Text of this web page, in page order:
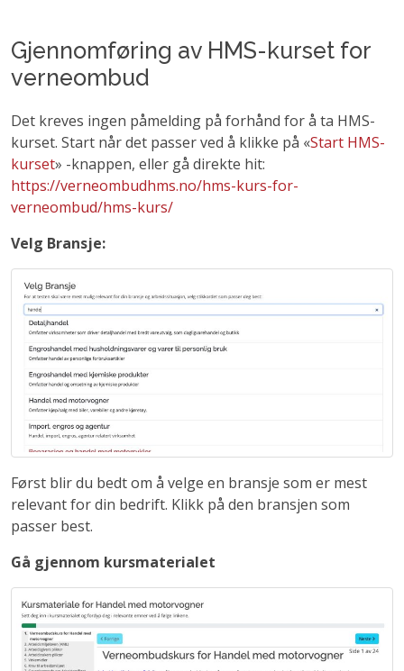
Gjennomføring av HMS-kurset for
verneombud
Det kreves ingen påmelding på forhånd for å ta HMS-
kurset. Start når det passer ved å klikke på «Start HMS-
kurset» -knappen, eller gå direkte hit:
https://verneombudhms.no/hms-kurs-for-
verneombud/hms-kurs/
Velg Bransje:
Først blir du bedt om å velge en bransje som er mest
relevant for din bedrift. Klikk på den bransjen som
passer best.
Gå gjennom kursmaterialet